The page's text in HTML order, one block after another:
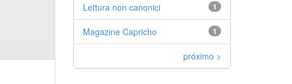
1
Lettura non canonici
1
Magazine Capricho
próximo >